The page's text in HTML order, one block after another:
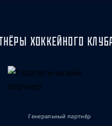
ХОККЕЙНОГО
Генеральный партнёр